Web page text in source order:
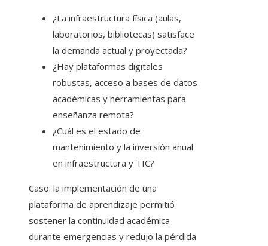
¿La infraestructura física (aulas,
laboratorios, bibliotecas) satisface
la demanda actual y proyectada?
¿Hay plataformas digitales
robustas, acceso a bases de datos
académicas y herramientas para
enseñanza remota?
¿Cuál es el estado de
mantenimiento y la inversión anual
en infraestructura y TIC?
Caso: la implementación de una
plataforma de aprendizaje permitió
sostener la continuidad académica
durante emergencias y redujo la pérdida